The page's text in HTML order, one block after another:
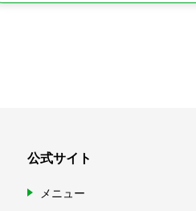
公式サイト
メニュー